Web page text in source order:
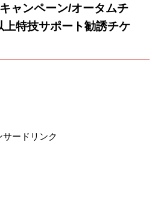
ャンペーン/オータムチ
特技サポート勧誘チケ
サードリンク